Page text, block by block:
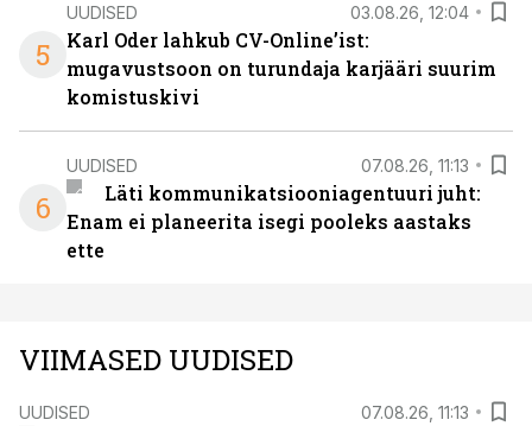
5
UUDISED 03.08.26, 12:04
Karl Oder lahkub CV-Online’ist:
mugavustsoon on turundaja karjääri suurim
komistuskivi
6
UUDISED 07.08.26, 11:13
Läti kommunikatsiooniagentuuri juht:
Enam ei planeerita isegi pooleks aastaks
ette
VIIMASED UUDISED
UUDISED 07.08.26, 11:13